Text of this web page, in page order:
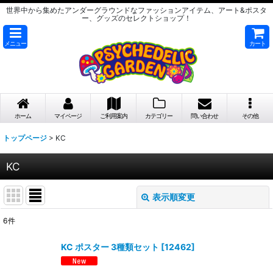
世界中から集めたアンダーグラウンドなファッションアイテム、アート&ポスタ
ー、グッズのセレクトショップ！
メニュー カート
ホーム マイページ ご利用案内 カテゴリー 問い合わせ その他
トップページ > KC
KC
表示順変更
6件
KC ポスター 3種類セット [12462]